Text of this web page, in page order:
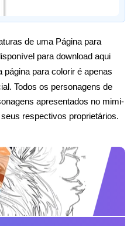
de uma Página para
para download aqui
página para colorir é apenas
Todos os personagens de
apresentados no mimi-
respectivos proprietários.